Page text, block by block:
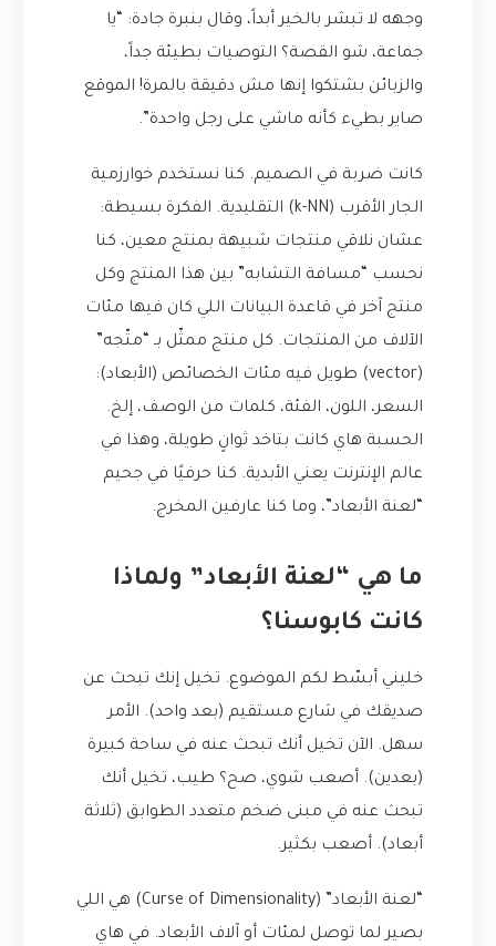
وجهه لا تبشر بالخير أبداً، وقال بنبرة جادة: “يا
جماعة، شو القصة؟ التوصيات بطيئة جداً،
والزبائن بشتكوا إنها مش دقيقة بالمرة! الموقع
صاير بطيء كأنه ماشي على رجل واحدة”.
كانت ضربة في الصميم. كنا نستخدم خوارزمية
الجار الأقرب (k-NN) التقليدية. الفكرة بسيطة:
عشان نلاقي منتجات شبيهة بمنتج معين، كنا
نحسب “مسافة التشابه” بين هذا المنتج وكل
منتج آخر في قاعدة البيانات اللي كان فيها مئات
الآلاف من المنتجات. كل منتج ممثّل بـ “متّجه”
(vector) طويل فيه مئات الخصائص (الأبعاد):
السعر، اللون، الفئة، كلمات من الوصف، إلخ.
الحسبة هاي كانت بتاخد ثوانٍ طويلة، وهذا في
عالم الإنترنت يعني الأبدية. كنا حرفيًا في جحيم
“لعنة الأبعاد”، وما كنا عارفين المخرج.
ما هي “لعنة الأبعاد” ولماذا
كانت كابوسنا؟
خليني أبسّط لكم الموضوع. تخيل إنك تبحث عن
صديقك في شارع مستقيم (بعد واحد). الأمر
سهل. الآن تخيل أنك تبحث عنه في ساحة كبيرة
(بعدين). أصعب شوي، صح؟ طيب، تخيل أنك
تبحث عنه في مبنى ضخم متعدد الطوابق (ثلاثة
أبعاد). أصعب بكثير.
“لعنة الأبعاد” (Curse of Dimensionality) هي اللي
بصير لما توصل لمئات أو آلاف الأبعاد. في هاي